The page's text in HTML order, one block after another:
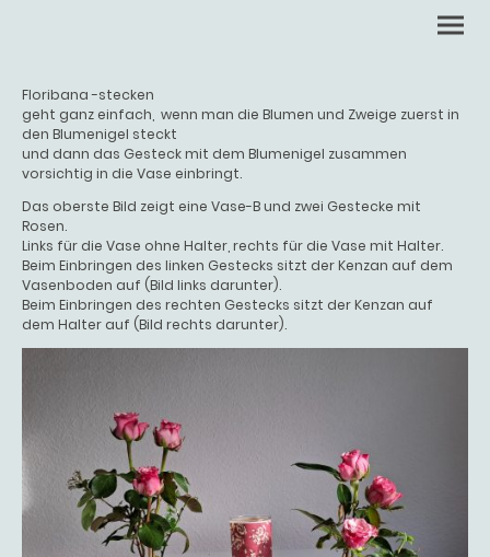
Floribana -stecken
geht ganz einfach, wenn man die Blumen und Zweige zuerst in
den Blumenigel steckt
und dann das Gesteck mit dem Blumenigel zusammen
vorsichtig in die Vase einbringt.
Das oberste Bild zeigt eine Vase-B und zwei Gestecke mit
Rosen.
Links für die Vase ohne Halter, rechts für die Vase mit Halter.
Beim Einbringen des linken Gestecks sitzt der Kenzan auf dem
Vasenboden auf (Bild links darunter).
Beim Einbringen des rechten Gestecks sitzt der Kenzan auf
dem Halter auf (Bild rechts darunter).